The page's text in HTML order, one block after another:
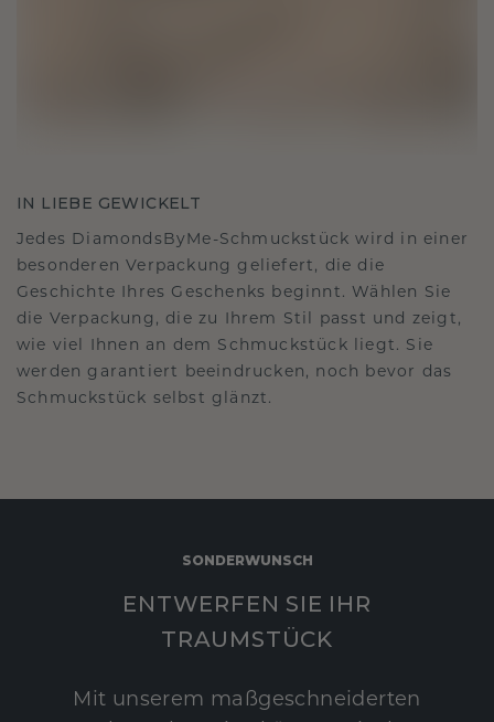
IN LIEBE GEWICKELT
Jedes DiamondsByMe-Schmuckstück wird in einer
besonderen Verpackung geliefert, die die
Geschichte Ihres Geschenks beginnt. Wählen Sie
die Verpackung, die zu Ihrem Stil passt und zeigt,
wie viel Ihnen an dem Schmuckstück liegt. Sie
werden garantiert beeindrucken, noch bevor das
Schmuckstück selbst glänzt.
SONDERWUNSCH
ENTWERFEN SIE IHR
TRAUMSTÜCK
Mit unserem maßgeschneiderten